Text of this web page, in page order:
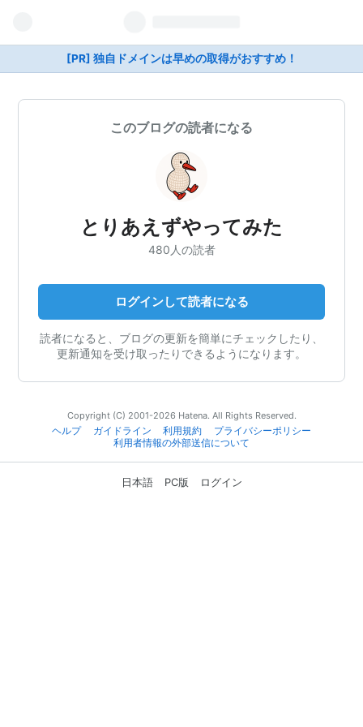
[PR] 独自ドメインは早めの取得がおすすめ！
このブログの読者になる
とりあえずやってみた
480人の読者
ログインして読者になる
読者になると、ブログの更新を簡単にチェックしたり、
更新通知を受け取ったりできるようになります。
Copyright (C) 2001-2026 Hatena. All Rights Reserved.
ヘルプ
ガイドライン 利用規約
プライバシーポリシー
利用者情報の外部送信について
日本語 PC版 ログイン